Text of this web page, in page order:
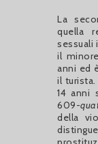
La
quella
sessuali
il
anni ed
il
14 anni
609-
della